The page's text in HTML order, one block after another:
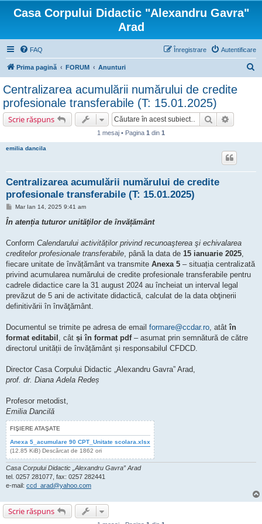
Casa Corpului Didactic "Alexandru Gavra"
Arad
FAQ Autentificare
Înregistrare
Prima pagină FORUM Anunturi
Centralizarea acumulării numărului de credite
profesionale transferabile (T: 15.01.2025)
Scrie răspuns Căutare
1 mesaj • Pagina 1 din 1
emilia dancila
Centralizarea acumulării numărului de credite
profesionale transferabile (T: 15.01.2025)
M
s
Mar Ian 14, 2025 9:41 am
În atenția tuturor unităților de învățământ
Conform Calendarului activităților privind recunoaşterea şi echivalarea
creditelor profesionale transferabile, până la data de 15 ianuarie 2025,
fiecare unitate de învățământ va transmite Anexa 5 – situația centralizată
privind acumularea numărului de credite profesionale transferabile pentru
cadrele didactice care la 31 august 2024 au încheiat un interval legal
prevăzut de 5 ani de activitate didactică, calculat de la data obţinerii
definitivării în învăţământ.
Documentul se trimite pe adresa de email formare@ccdar.ro, atâtîn
format editabil , cât și în format pdf– asumat prin semnătură de către
directorul unității de învățământ și responsabilul CFDCD.
Director Casa Corpului Didactic „Alexandru Gavra” Arad,
prof. dr. Diana Adela Redeș
Profesor metodist,
Emilia Dancilă
FIŞIERE ATAŞATE
Anexa 5_acumulare 90 CPT_Unitate scolara.xlsx
(12.85 KiB) Descărcat de 1862 ori
Casa Corpului Didactic „Alexandru Gavra” Arad
tel. 0257 281077, fax: 0257 282441
e-mail: ccd_arad@yahoo.com
Scrie răspuns